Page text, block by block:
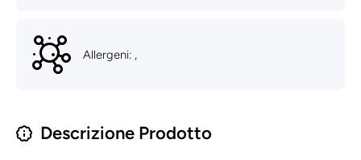
Allergeni: ,
Descrizione Prodotto